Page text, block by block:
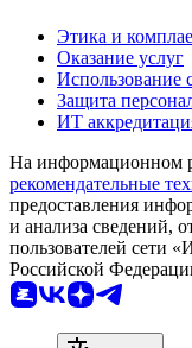
Этика и
Оказание услуг
Использование
Защита
ИТ
На информационном
рекомендательные
предоставления
и анализа сведений,
пользователей сети
Российской